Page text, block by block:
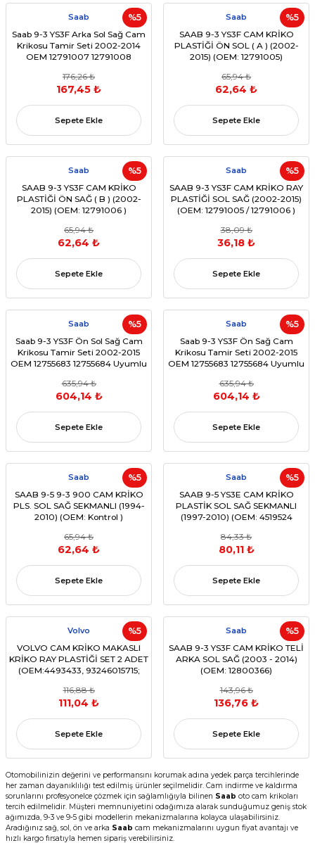
%5
Saab
Saab 9-3 YS3F Arka Sol Sağ Cam
Krikosu Tamir Seti 2002-2014
OEM 12791007 12791008
176,26 ₺
167,45 ₺
Sepete Ekle
%5
Saab
SAAB 9-3 YS3F CAM KRİKO
PLASTİĞİ ÖN SOL ( A ) (2002-
2015) (OEM: 12791005)
65,94 ₺
62,64 ₺
Sepete Ekle
%5
Saab
SAAB 9-3 YS3F CAM KRİKO
PLASTİĞİ ÖN SAĞ ( B ) (2002-
2015) (OEM: 12791006 )
65,94 ₺
62,64 ₺
Sepete Ekle
%5
Saab
SAAB 9-3 YS3F CAM KRİKO RAY
PLASTİĞİ SOL SAĞ (2002-2015)
(OEM: 12791005 / 12791006 )
38,09 ₺
36,18 ₺
Sepete Ekle
%5
Saab
Saab 9-3 YS3F Ön Sol Sağ Cam
Krikosu Tamir Seti 2002-2015
OEM 12755683 12755684 Uyumlu
635,94 ₺
604,14 ₺
Sepete Ekle
%5
Saab
Saab 9-3 YS3F Ön Sağ Cam
Krikosu Tamir Seti 2002-2015
OEM 12755683 12755684 Uyumlu
635,94 ₺
604,14 ₺
Sepete Ekle
%5
Saab
SAAB 9-5 9-3 900 CAM KRİKO
PLS. SOL SAĞ SEKMANLI (1994-
2010) (OEM: Kontrol )
65,94 ₺
62,64 ₺
Sepete Ekle
%5
Saab
SAAB 9-5 YS3E CAM KRİKO
PLASTİK SOL SAĞ SEKMANLI
(1997-2010) (OEM: 4519524
84,33 ₺
80,11 ₺
Sepete Ekle
%5
Volvo
VOLVO CAM KRİKO MAKASLI
KRİKO RAY PLASTİĞİ SET 2 ADET
(OEM:4493433, 93246015715;
116,88 ₺
111,04 ₺
Sepete Ekle
%5
Saab
SAAB 9-3 YS3F CAM KRİKO TELİ
ARKA SOL SAĞ (2003 - 2014)
(OEM: 12800366)
143,96 ₺
136,76 ₺
Sepete Ekle
Otomobilinizin değerini ve performansını korumak adına yedek parça tercihlerinde
her zaman dayanıklılığı test edilmiş ürünler seçilmelidir. Cam indirme ve kaldırma
sorunlarını profesyonelce çözmek için sağlamlığıyla bilinen Saab oto cam krikoları
tercih edilmelidir. Müşteri memnuniyetini odağımıza alarak sunduğumuz geniş stok
ağımızda, 9-3 ve 9-5 gibi modellerin mekanizmalarına kolayca ulaşabilirsiniz.
Aradığınız sağ, sol, ön ve arka Saab cam mekanizmalarını uygun fiyat avantajı ve
hızlı kargo fırsatıyla hemen sipariş verebilirsiniz.